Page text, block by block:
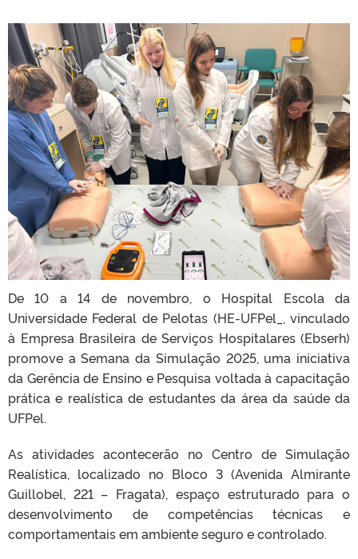
De 10 a 14 de novembro, o Hospital Escola da
Universidade Federal de Pelotas (HE-UFPel_, vinculado
à Empresa Brasileira de Serviços Hospitalares (Ebserh)
promove a Semana da Simulação 2025, uma iniciativa
da Gerência de Ensino e Pesquisa voltada à capacitação
prática e realística de estudantes da área da saúde da
UFPel.
As atividades acontecerão no Centro de Simulação
Realística, localizado no Bloco 3 (Avenida Almirante
Guillobel, 221 – Fragata), espaço estruturado para o
desenvolvimento de competências técnicas e
comportamentais em ambiente seguro e controlado.